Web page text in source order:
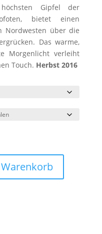
Gipfel der
bietet einen
Nordwesten über die
Das warme,
Morgenlicht verleiht
Touch. Herbst 2016